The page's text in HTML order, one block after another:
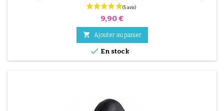
Compatible avec un pneu 50x160
Prix
9,90 €
 Ajouter au panier
 En stock